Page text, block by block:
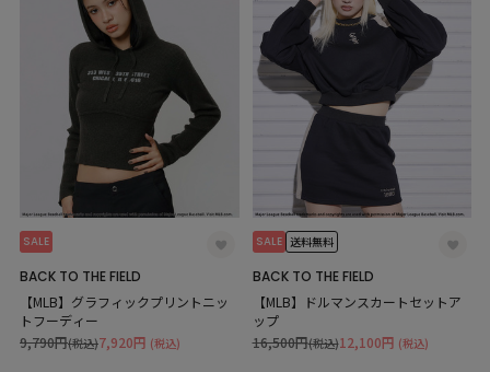
SALE
BACK TO THE FIELD
【MLB】グラフィックプリントニッ
トフーディー
7,920円 (税込)
9,790円(税込)
SALE 送料無料
BACK TO THE FIELD
【MLB】ドルマンスカートセットア
ップ
12,100円 (税込)
16,500円(税込)